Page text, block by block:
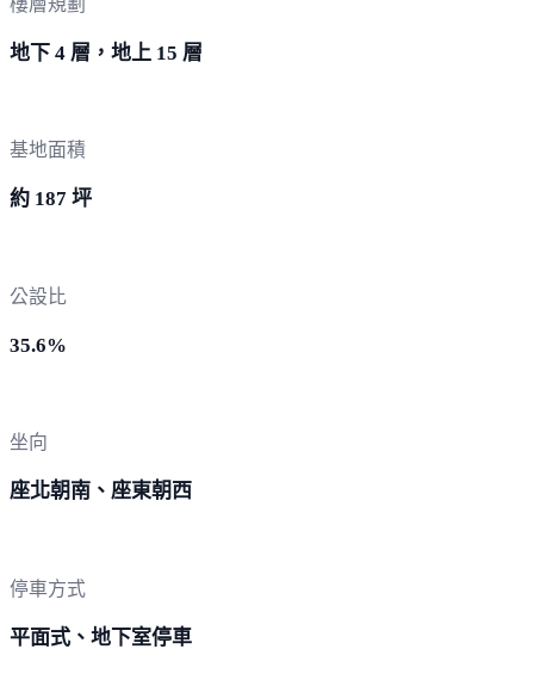
地下 4 層，地上 15 層
基地面積
約 187 坪
公設比
35.6%
坐向
座北朝南、座東朝西
停車方式
平面式、地下室停車